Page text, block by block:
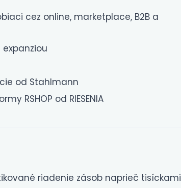
cez online, marketplace, B2B a
od Stahlmann
RSHOP od RIESENIA
riadenie zásob naprieč tisíckami